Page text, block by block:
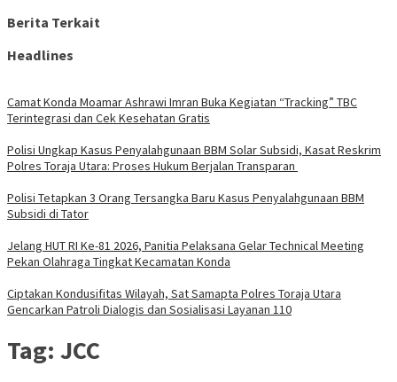
Berita Terkait
Headlines
Camat Konda Moamar Ashrawi Imran Buka Kegiatan “Tracking” TBC
Terintegrasi dan Cek Kesehatan Gratis
Polisi Ungkap Kasus Penyalahgunaan BBM Solar Subsidi, Kasat Reskrim
Polres Toraja Utara: Proses Hukum Berjalan Transparan
Polisi Tetapkan 3 Orang Tersangka Baru Kasus Penyalahgunaan BBM
Subsidi di Tator
Jelang HUT RI Ke-81 2026, Panitia Pelaksana Gelar Technical Meeting
Pekan Olahraga Tingkat Kecamatan Konda
Ciptakan Kondusifitas Wilayah, Sat Samapta Polres Toraja Utara
Gencarkan Patroli Dialogis dan Sosialisasi Layanan 110
Tag: JCC